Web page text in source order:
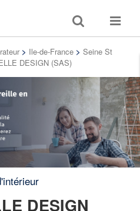
Toggle
search
Toggle
> Ile-de-France > Seine St
DESIGN (SAS)
DESIGN